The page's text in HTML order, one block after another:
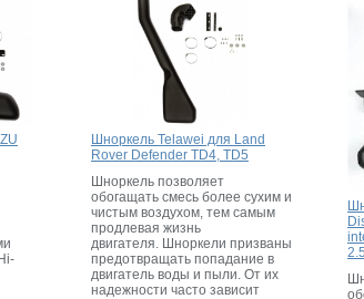
Шноркель Telawei для Land
Rover Defender TD4, TD5
Шноркель позволяет
обогащать смесь более сухим и
чистым воздухом, тем самым
продлевая жизнь
двигателя. Шноркели призваны
предотвращать попадание в
двигатель воды и пыли. От их
надежности часто зависит